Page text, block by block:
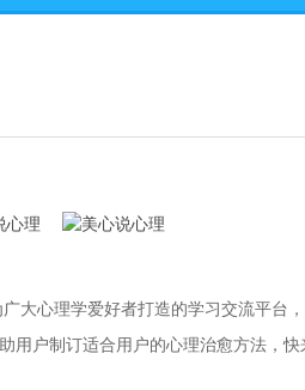
大心理学爱好者打造的学习交流平台
户制订适合用户的心理治愈方法，快